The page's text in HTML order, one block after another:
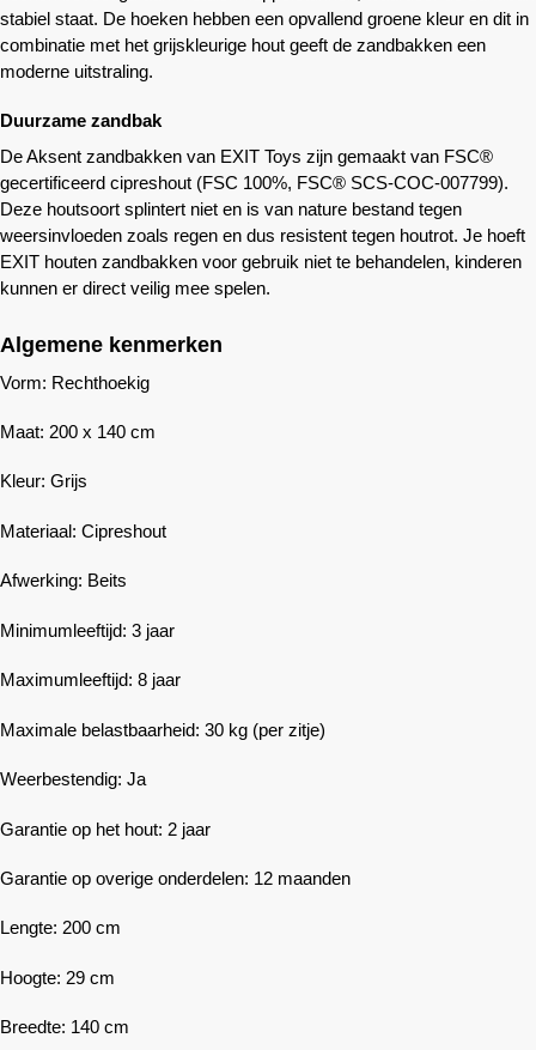
stabiel staat. De hoeken hebben een opvallend groene kleur en dit in
combinatie met het grijskleurige hout geeft de zandbakken een
moderne uitstraling.
Duurzame zandbak
De Aksent zandbakken van EXIT Toys zijn gemaakt van FSC®
gecertificeerd cipreshout (FSC 100%, FSC® SCS-COC-007799).
Deze houtsoort splintert niet en is van nature bestand tegen
weersinvloeden zoals regen en dus resistent tegen houtrot. Je hoeft
EXIT houten zandbakken voor gebruik niet te behandelen, kinderen
kunnen er direct veilig mee spelen.
Algemene kenmerken
Vorm: Rechthoekig
Maat: 200 x 140 cm
Kleur: Grijs
Materiaal: Cipreshout
Afwerking: Beits
Minimumleeftijd: 3 jaar
Maximumleeftijd: 8 jaar
Maximale belastbaarheid: 30 kg (per zitje)
Weerbestendig: Ja
Garantie op het hout: 2 jaar
Garantie op overige onderdelen: 12 maanden
Lengte: 200 cm
Hoogte: 29 cm
Breedte: 140 cm